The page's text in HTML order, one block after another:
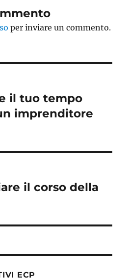
per inviare un commento.
il tuo tempo
imprenditore
il corso della
ECP